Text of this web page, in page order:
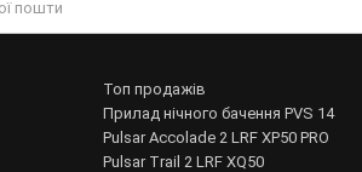
Топ продажів
Прилад нічного бачення PVS 14
Pulsar Accolade 2 LRF XP50 PRO
Pulsar Trail 2 LRF XQ50